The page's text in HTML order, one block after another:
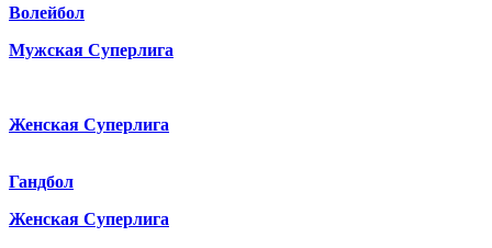
Волейбол
Мужская Суперлига
Женская Суперлига
Гандбол
Женская Суперлига